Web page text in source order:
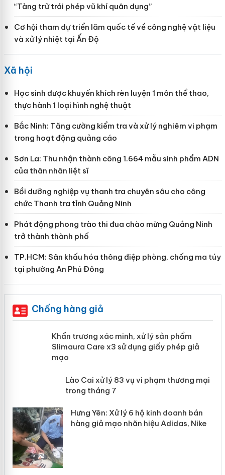
“Tàng trữ trái phép vũ khí quân dụng”
Cơ hội tham dự triển lãm quốc tế về công nghệ vật liệu
và xử lý nhiệt tại Ấn Độ
Xã hội
Học sinh được khuyến khích rèn luyện 1 môn thể thao,
thực hành 1 loại hình nghệ thuật
Bắc Ninh: Tăng cường kiểm tra và xử lý nghiêm vi phạm
trong hoạt động quảng cáo
Sơn La: Thu nhận thành công 1.664 mẫu sinh phẩm ADN
của thân nhân liệt sĩ
Bồi dưỡng nghiệp vụ thanh tra chuyên sâu cho công
chức Thanh tra tỉnh Quảng Ninh
Phát động phong trào thi đua chào mừng Quảng Ninh
trở thành thành phố
TP.HCM: Sân khấu hóa thông điệp phòng, chống ma túy
tại phường An Phú Đông
Chống hàng giả
Khẩn trương xác minh, xử lý sản phẩm
Slimaura Care x3 sử dụng giấy phép
mại trong tháng 7